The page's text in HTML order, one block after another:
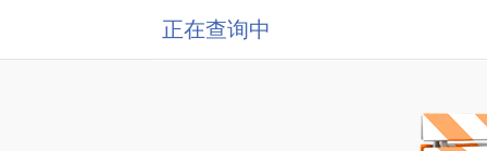
正在查询中